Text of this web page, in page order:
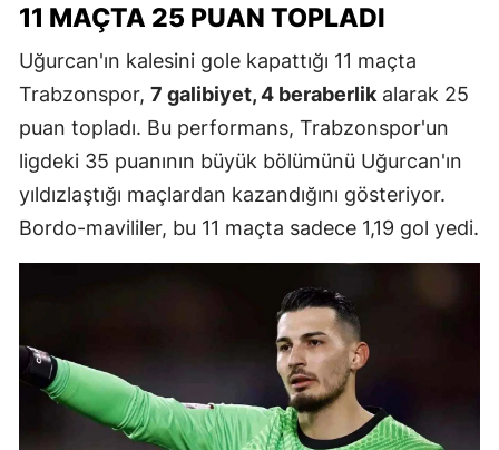
11 MAÇTA 25 PUAN TOPLADI
Uğurcan'ın kalesini gole kapattığı 11 maçta
Trabzonspor, 7 galibiyet, 4 beraberlik alarak 25
puan topladı. Bu performans, Trabzonspor'un
ligdeki 35 puanının büyük bölümünü Uğurcan'ın
yıldızlaştığı maçlardan kazandığını gösteriyor.
Bordo-mavililer, bu 11 maçta sadece 1,19 gol yedi.